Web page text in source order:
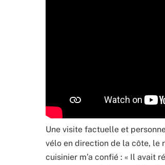
Une visite factuelle et
vélo en direction de la côte, le
cuisinier m’a confié : « Il avait